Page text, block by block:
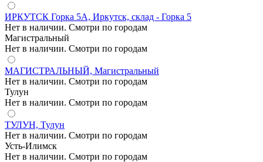
ИРКУТСК Горка 5А, Иркутск, склад - Горка 5
Нет в наличии. Смотри по городам
Магистральный
Нет в наличии. Смотри по городам
МАГИСТРАЛЬНЫЙ, Магистральный
Нет в наличии. Смотри по городам
Тулун
Нет в наличии. Смотри по городам
ТУЛУН, Тулун
Нет в наличии. Смотри по городам
Усть-Илимск
Нет в наличии. Смотри по городам